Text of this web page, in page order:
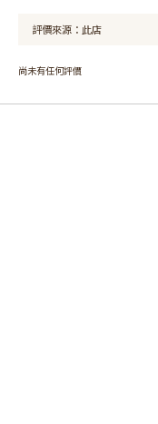
尚未有任何評價